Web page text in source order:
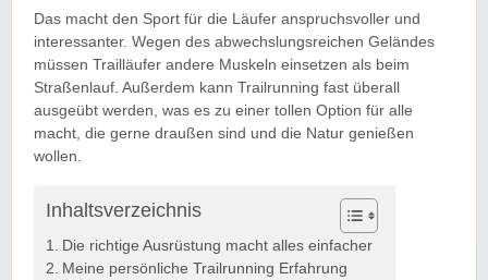
Das macht den Sport für die Läufer anspruchsvoller und
interessanter. Wegen des abwechslungsreichen Geländes
müssen Trailläufer andere Muskeln einsetzen als beim
Straßenlauf. Außerdem kann Trailrunning fast überall
ausgeübt werden, was es zu einer tollen Option für alle
macht, die gerne draußen sind und die Natur genießen
wollen.
Inhaltsverzeichnis
Die richtige Ausrüstung macht alles einfacher
Meine persönliche Trailrunning Erfahrung